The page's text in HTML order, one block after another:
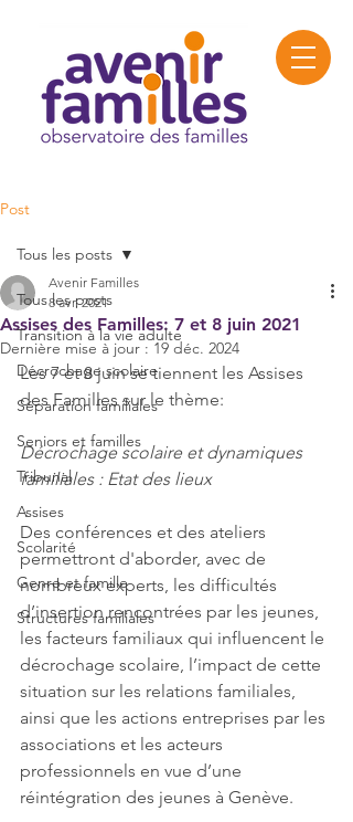
Post
Tous les posts
Transition à la vie adulte
Décrochage scolaire
Séparation familiales
Seniors et familles
Tribunal
Assises
Scolarité
Genre et famille
Structures familiales
Tous les posts
Assises des Familles: 7 et 8 juin 2021
Avenir Familles
8 avr. 2021
Dernière mise à jour : 19 déc. 2024
Les 7 et 8 juin se tiennent les Assises
des Familles sur le thème:
Décrochage scolaire et dynamiques
familiales : Etat des lieux
Des conférences et des ateliers
permettront d'aborder, avec de
nombreux experts, les difficultés
d’insertion rencontrées par les jeunes,
les facteurs familiaux qui influencent le
décrochage scolaire, l’impact de cette
situation sur les relations familiales,
ainsi que les actions entreprises par les
associations et les acteurs
professionnels en vue d’une
réintégration des jeunes à Genève.